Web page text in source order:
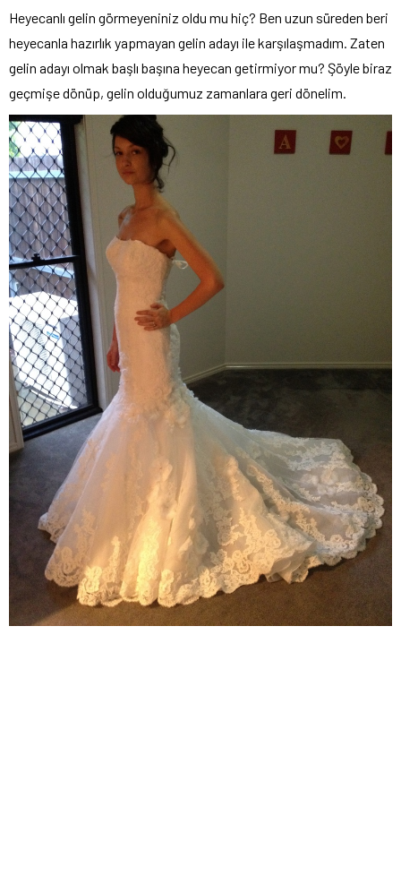
Heyecanlı gelin görmeyeniniz oldu mu hiç? Ben uzun süreden beri
heyecanla hazırlık yapmayan gelin adayı ile karşılaşmadım. Zaten
gelin adayı olmak başlı başına heyecan getirmiyor mu? Şöyle biraz
geçmişe dönüp, gelin olduğumuz zamanlara geri dönelim.